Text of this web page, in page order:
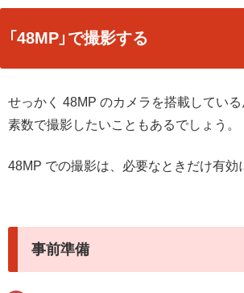
「48MP」で撮影する
せっかく 48MP のカメラを搭載してい
素数で撮影したいこともあるでしょう。
48MP での撮影は、必要なときだけ有効
事前準備